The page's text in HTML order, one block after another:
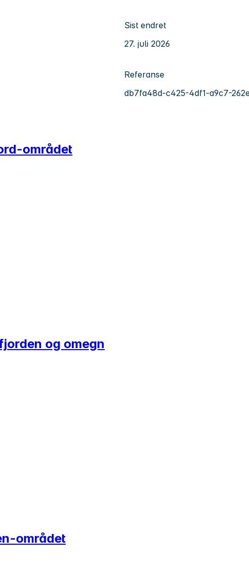
Sist endret
27. juli 2026
Referanse
db7fa48d-c425-4df1-a9c7-
området
og omegn
området